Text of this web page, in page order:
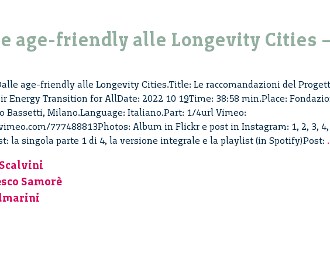
age-friendly alle Longevity Cities
age-friendly alle Longevity Cities.Title: Le raccomandazioni del
Energy Transition for AllDate: 2022 10 19Time: 38:58 min.Place:
Bassetti, Milano.Language: Italiano.Part: 1/4url Vimeo:
777488813Photos: Album in Flickr e post in Instagram: 1, 2, 3, 4,
la singola parte 1 di 4, la versione integrale e la playlist (in Spotify)Post:
Samorè